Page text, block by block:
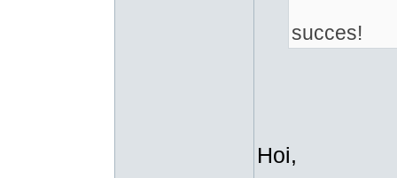
succes!
Hoi,